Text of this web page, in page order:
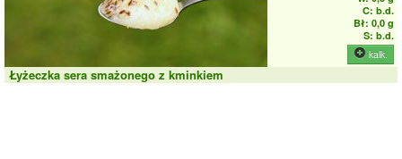
C: b.d.
Bł: 0,0 g
S: b.d.
kalk.
Łyżeczka sera smażonego z kminkiem